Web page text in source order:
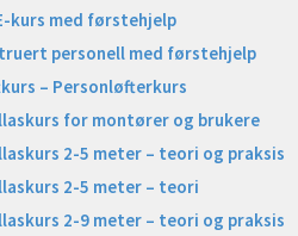
kurs med førstehjelp
personell med førstehjelp
– Personløfterkurs
for montører og brukere
2-5 meter – teori og praksis
2-5 meter – teori
2-9 meter – teori og praksis